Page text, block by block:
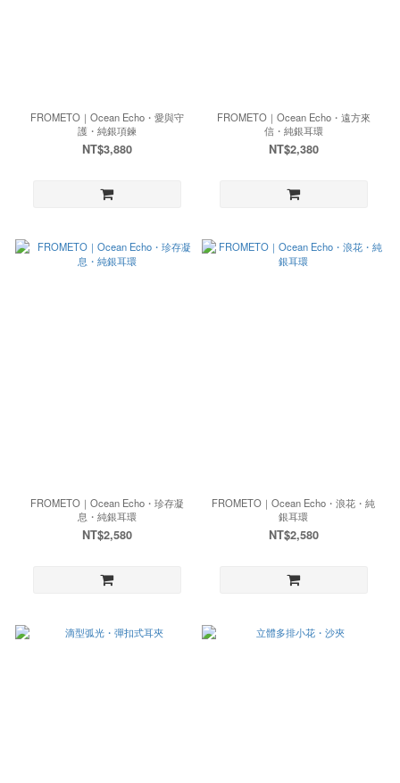
FROMETO｜Ocean Echo・愛與守
護・純銀項鍊
NT$3,880
FROMETO｜Ocean Echo・遠方來
信・純銀耳環
NT$2,380
FROMETO｜Ocean Echo・珍存凝
息・純銀耳環
NT$2,580
FROMETO｜Ocean Echo・浪花・純
銀耳環
NT$2,580